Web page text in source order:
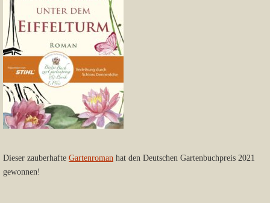
Dieser zauberhafte Gartenroman hat den Deutschen Gartenbuchpreis 2021
gewonnen!